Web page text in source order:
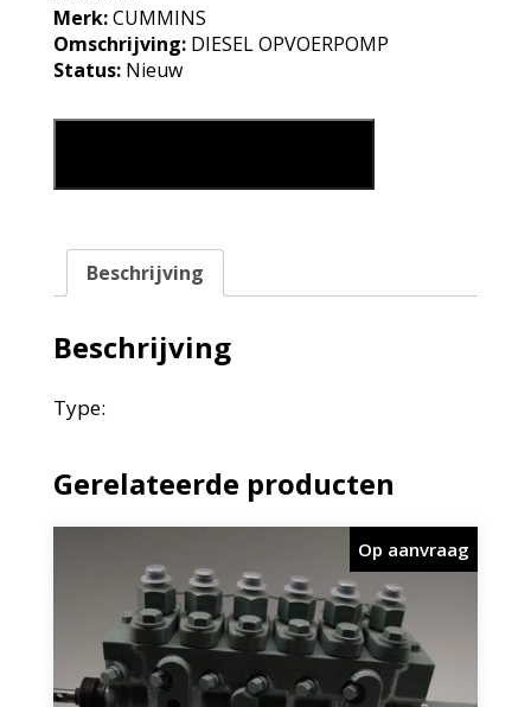
Merk:CUMMINS
Omschrijving:DIESEL OPVOERPOMP
Status:Nieuw
Beschrijving
Beschrijving
Type:
Gerelateerde producten
Op aanvraag